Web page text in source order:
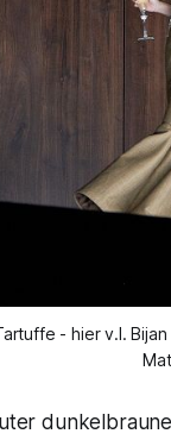
- hier v.l.